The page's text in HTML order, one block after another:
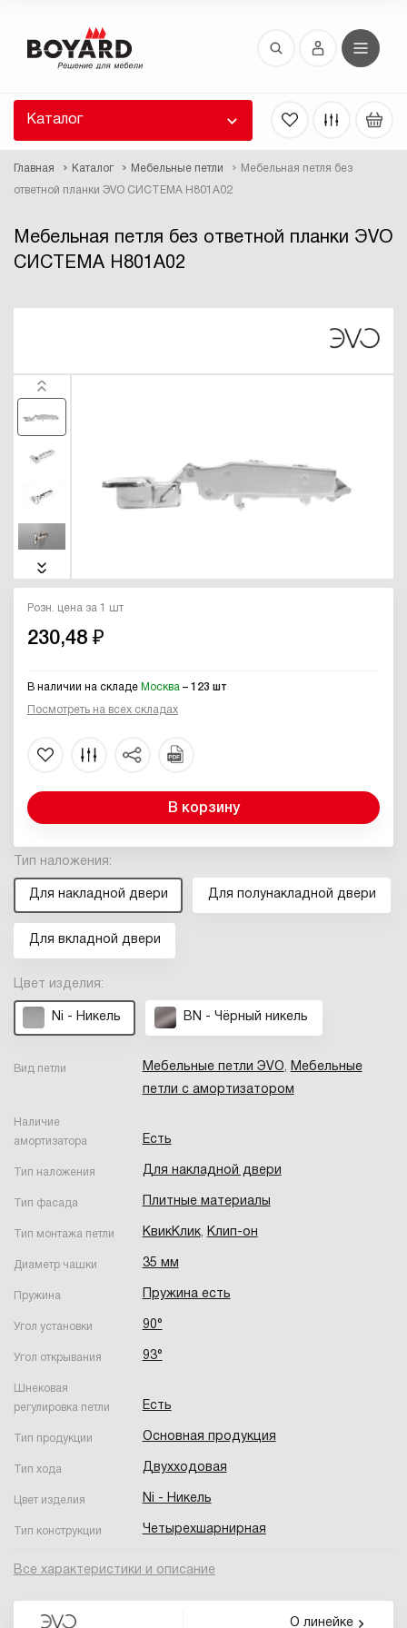
Каталог
Главная Каталог Мебельные петли Мебельная петля без
ответной планки ЭVO СИСТЕМА H801A02
Мебельная петля без ответной планки ЭVO
СИСТЕМА H801A02
Тип наложения:
Для накладной двери Для полунакладной двери
Для вкладной двери
Цвет изделия:
Ni - Никель BN - Чёрный никель
Вид петли Мебельные петли ЭVO, Мебельные
петли с амортизатором
Наличие
амортизатора
Есть
Тип наложения Для накладной двери
Тип фасада Плитные материалы
Тип монтажа петли КвикКлик, Клип-он
Диаметр чашки 35 мм
Пружина Пружина есть
Угол установки 90°
Угол открывания 93°
Шнековая
регулировка петли
Есть
Тип продукции Основная продукция
Тип хода Двухходовая
Цвет изделия Ni - Никель
Тип конструкции Четырехшарнирная
Все характеристики и описание
О линейке
Розн. цена за 1 шт
230,48 ₽
В наличии на складе Москва – 123 шт
Посмотреть на всех складах
В корзину
Восстановление пароля
высланы вам по E-Mail.
ссылку для восстановления